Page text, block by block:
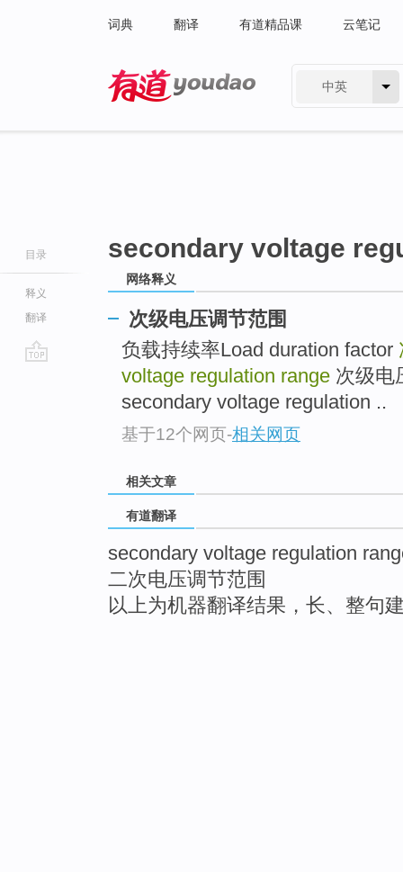
词典 翻译 有道精品课 云笔记
中英
目录
释义
翻译
secondary voltage
网络释义
次级电压调节范围
负载持续率Load duration factor
voltage regulation range 次级电
secondary voltage regulation ..
基于12个网页-相关网页
相关文章
有道翻译
secondary voltage regulation
二次电压调节范围
以上为机器翻译结果，长、整句